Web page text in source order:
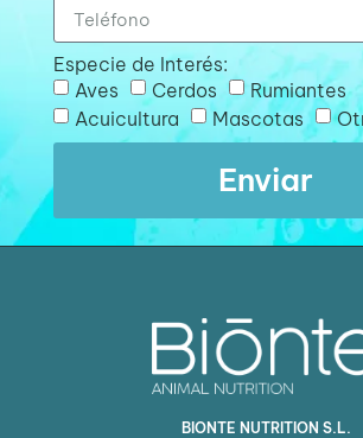
Especie de Interés:
Aves
Cerdos
Rumiantes
Acuicultura
Mascotas
Enviar
BIONTE NUTRITION S.L.